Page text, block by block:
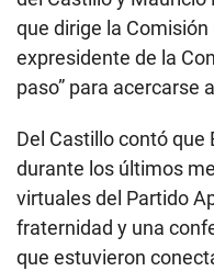
que dirige la Comisión
expresidente de la
paso” para acercarse
Del Castillo contó que
durante los últimos
virtuales del Partido
fraternidad y una
que estuvieron